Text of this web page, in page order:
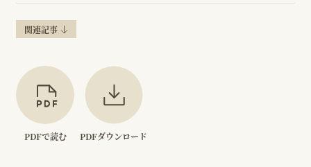
関連記事
PDFで読む PDFダウンロード